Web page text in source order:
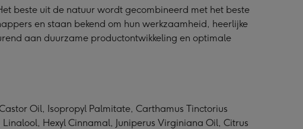
beste uit de natuur wordt gecombineerd met het beste
en staan bekend om hun werkzaamheid, heerlijke
aan duurzame productontwikkeling en optimale
Oil, Isopropyl Palmitate, Carthamus Tinctorius
Hexyl Cinnamal, Juniperus Virginiana Oil, Citrus